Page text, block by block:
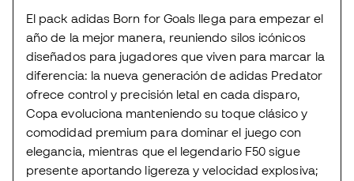
El pack adidas Born for Goals llega para empezar el
año de la mejor manera, reuniendo silos icónicos
diseñados para jugadores que viven para marcar la
diferencia: la nueva generación de adidas Predator
ofrece control y precisión letal en cada disparo,
Copa evoluciona manteniendo su toque clásico y
comodidad premium para dominar el juego con
elegancia, mientras que el legendario F50 sigue
presente aportando ligereza y velocidad explosiva;